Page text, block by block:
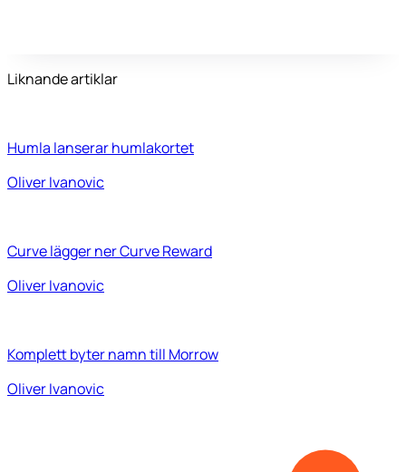
Liknande artiklar
Humla lanserar humlakortet
Oliver Ivanovic
Curve lägger ner Curve Reward
Oliver Ivanovic
Komplett byter namn till Morrow
Oliver Ivanovic